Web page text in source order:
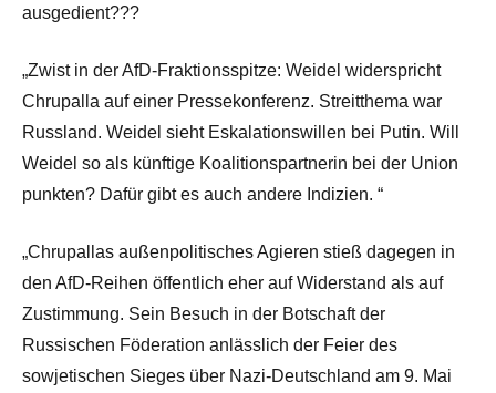
ausgedient???
„Zwist in der AfD-Fraktionsspitze: Weidel widerspricht
Chrupalla auf einer Pressekonferenz. Streitthema war
Russland. Weidel sieht Eskalationswillen bei Putin. Will
Weidel so als künftige Koalitionspartnerin bei der Union
punkten? Dafür gibt es auch andere Indizien. “
„Chrupallas außenpolitisches Agieren stieß dagegen in
den AfD-Reihen öffentlich eher auf Widerstand als auf
Zustimmung. Sein Besuch in der Botschaft der
Russischen Föderation anlässlich der Feier des
sowjetischen Sieges über Nazi-Deutschland am 9. Mai